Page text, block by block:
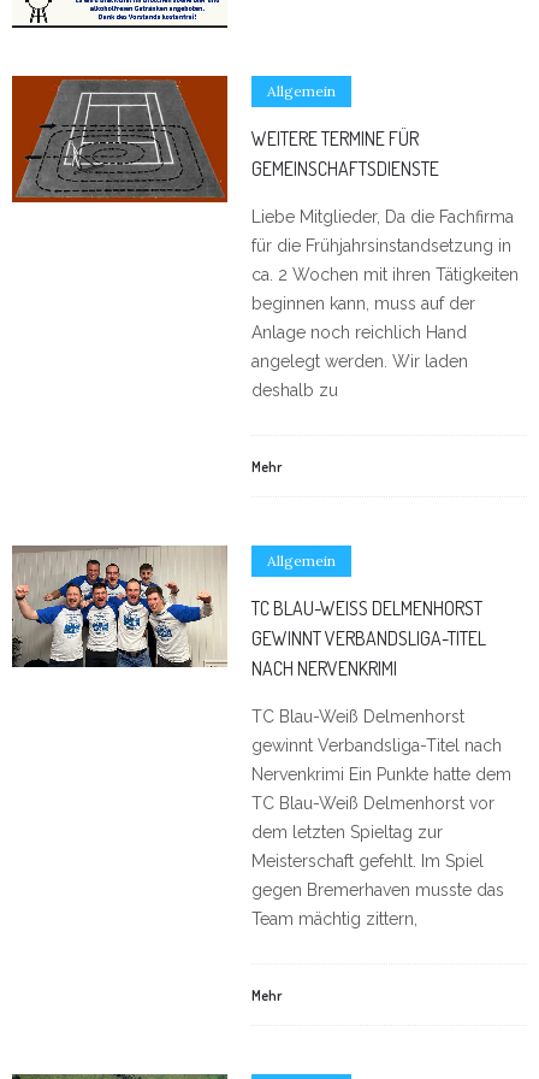
Allgemein
WEITERE TERMINE FÜR
GEMEINSCHAFTSDIENSTE
Liebe Mitglieder, Da die Fachfirma
für die Frühjahrsinstandsetzung in
ca. 2 Wochen mit ihren Tätigkeiten
beginnen kann, muss auf der
Anlage noch reichlich Hand
angelegt werden. Wir laden
deshalb zu
Mehr
Allgemein
TC BLAU-WEISS DELMENHORST G
EWINNT VERBANDSLIGA-TITEL N
ACH NERVENKRIMI
TC Blau-Weiß Delmenhorst
gewinnt Verbandsliga-Titel nach
Nervenkrimi Ein Punkte hatte dem
TC Blau-Weiß Delmenhorst vor
dem letzten Spieltag zur
Meisterschaft gefehlt. Im Spiel
gegen Bremerhaven musste das
Team mächtig zittern,
Mehr